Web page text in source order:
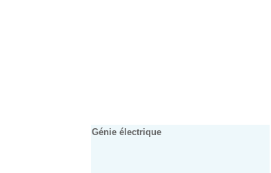
Génie électrique